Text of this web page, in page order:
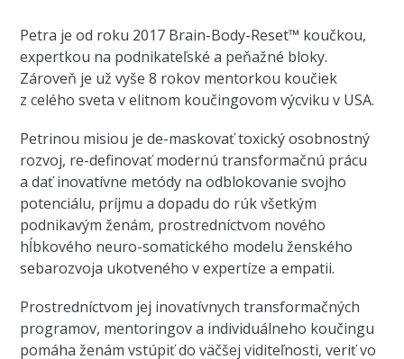
Petra je od roku 2017 Brain-Body-Reset™ koučkou,
expertkou na podnikateľské a peňažné bloky.
Zároveň je už vyše 8 rokov mentorkou koučiek
z celého sveta v elitnom koučingovom výcviku v USA.
Petrinou misiou je de-maskovať toxický osobnostný
rozvoj, re-definovať modernú transformačnú prácu
a dať inovatívne metódy na odblokovanie svojho
potenciálu, príjmu a dopadu do rúk všetkým
podnikavým ženám, prostredníctvom nového
hĺbkového neuro-somatického modelu ženského
sebarozvoja ukotveného v expertíze a empatii.
Prostredníctvom jej inovatívnych transformačných
programov, mentoringov a individuálneho koučingu
pomáha ženám vstúpiť do väčšej viditeľnosti, veriť vo